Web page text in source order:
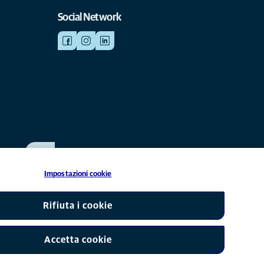
Social Network
di Mars, Inc © 2026
Impostazioni cookie
Rifiuta i cookie
Accetta cookie